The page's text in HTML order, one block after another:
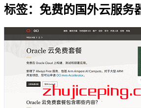
标签：免费的国外云服务